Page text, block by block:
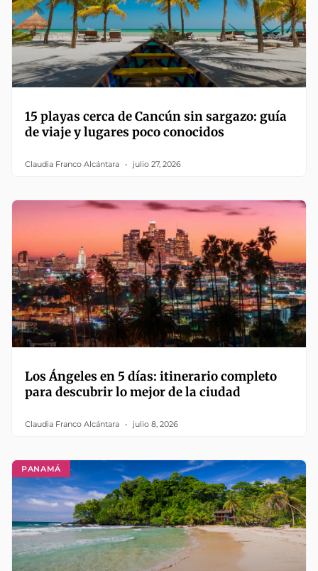
15 playas cerca de Cancún sin sargazo: guía
de viaje y lugares poco conocidos
Claudia Franco Alcántara julio 27, 2026
Los Ángeles en 5 días: itinerario completo
para descubrir lo mejor de la ciudad
Claudia Franco Alcántara julio 8, 2026
PANAMÁ